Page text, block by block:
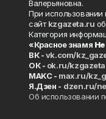
Валерьяновна.
При использовании
сайтkzgazeta.ru
Категория
«Красное знамя
ВК -vk.com/
ОК - ok.ru/kzgazeta
MAKC - max.ru/
Я.Дзен - dzen.ru/
Об использовании